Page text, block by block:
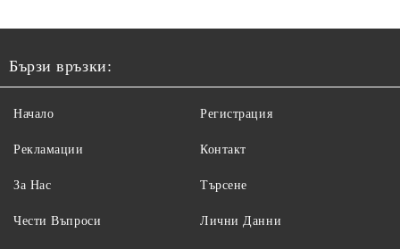
Бързи връзки:
Начало
Рекламации
За Нас
Чести Въпроси
Регистрация
Контакт
Търсене
Лични Данни